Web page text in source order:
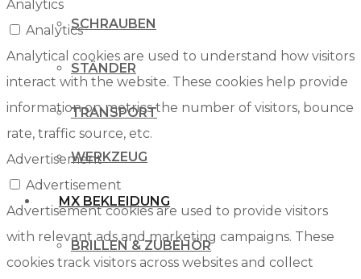
SCHRAUBEN
STÄNDER
TRANSPORT
WERKZEUG
MX BEKLEIDUNG
BRILLEN & ZUBEHÖR
Analytics
Analytics
Analytical cookies are used to understand how visitors
interact with the website. These cookies help provide
information on metrics the number of visitors, bounce
rate, traffic source, etc.
Advertisement
Advertisement
Advertisement cookies are used to provide visitors
with relevant ads and marketing campaigns. These
cookies track visitors across websites and collect